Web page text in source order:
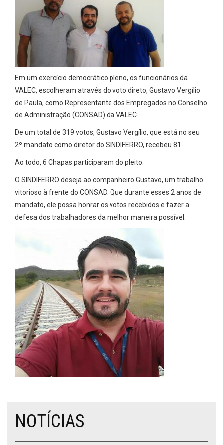
Em um exercício democrático pleno, os funcionários da
VALEC, escolheram através do voto direto, Gustavo Vergílio
de Paula, como Representante dos Empregados no Conselho
de Administração (CONSAD) da VALEC.
De um total de 319 votos, Gustavo Vergílio, que está no seu
2º mandato como diretor do SINDIFERRO, recebeu 81.
Ao todo, 6 Chapas participaram do pleito.
O SINDIFERRO deseja ao companheiro Gustavo, um trabalho
vitorioso à frente do CONSAD. Que durante esses 2 anos de
mandato, ele possa honrar os votos recebidos e fazer a
defesa dos trabalhadores da melhor maneira possível.
NOTÍCIAS